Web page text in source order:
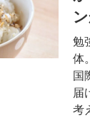
勉
体
国
届
考